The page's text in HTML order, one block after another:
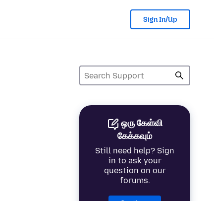
Sign In/Up
ஒரு கேள்வி
கேக்கவும்
Still need help? Sign
in to ask your
question on our
forums.